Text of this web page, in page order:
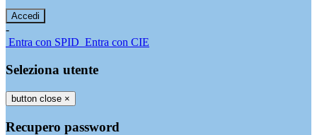
-
Entra con SPID Entra con CIE
Seleziona utente
button close ×
Recupero password